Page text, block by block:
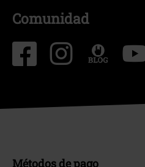
Comunidad
Métodos de pago